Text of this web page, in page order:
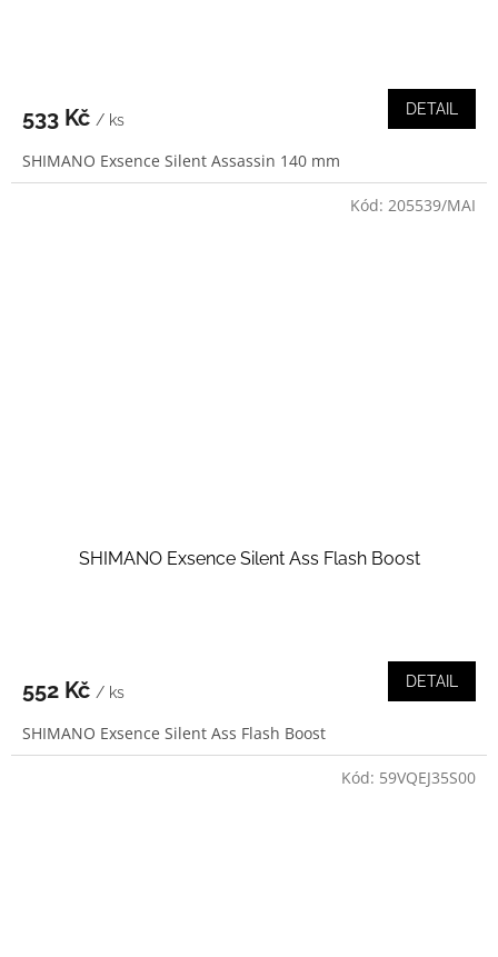
533 Kč / ks
DETAIL
SHIMANO Exsence Silent Assassin 140 mm
SHIMANO Exsence Silent Ass Flash Boost
552 Kč / ks
DETAIL
SHIMANO Exsence Silent Ass Flash Boost
Kód: 205539/MAI
Kód: 59VQEJ35S00